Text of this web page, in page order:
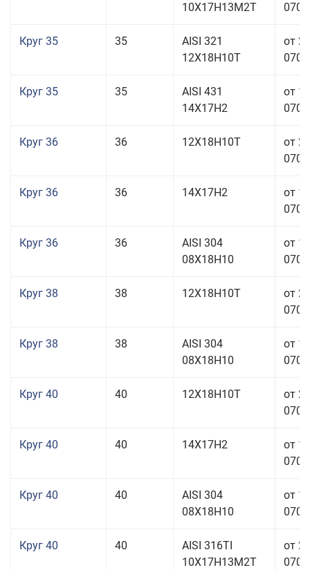
10Х17Н13М2Т
Круг 35 35
AISI 321
12Х18Н10Т
от
Круг 35 35
AISI 431
14Х17Н2
от
Круг 36 36 12Х18Н10Т
от
Круг 36 36 14Х17Н2
от
Круг 36 36
AISI 304
08Х18Н10
от
Круг 38 38 12Х18Н10Т
от
Круг 38 38
AISI 304
08Х18Н10
от
Круг 40 40 12Х18Н10Т
от
Круг 40 40 14Х17Н2
от
Круг 40 40
AISI 304
08Х18Н10
от
Круг 40 40
AISI 316TI
10Х17Н13М2Т
от